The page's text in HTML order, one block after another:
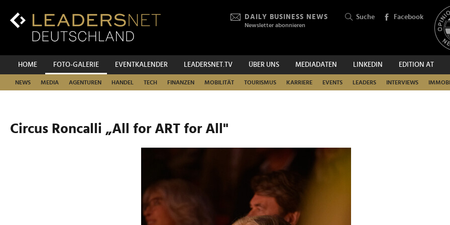
Inhalt
Hauptnavigation
DAILY BUSINESS NEWS
Newsletter abonnieren
Suche Facebook
HOME FOTO-GALERIE EVENTKALENDER LEADERSNET.TV ÜBER UNS MEDIADATEN LINKEDIN EDITION AT
NEWS MEDIA AGENTUREN HANDEL TECH FINANZEN MOBILITÄT TOURISMUS KARRIERE EVENTS LEADERS INTERVIEWS
SUCHEN
Circus Roncalli „All for ART for All"